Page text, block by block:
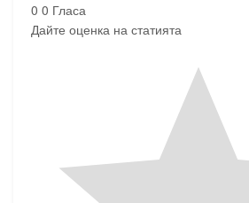
0 0 Гласа
Дайте оценка на статията